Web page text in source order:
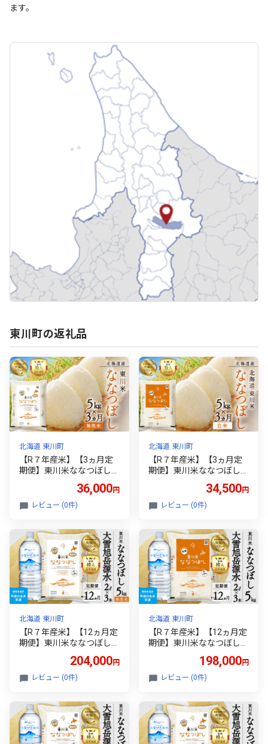
ます。
東川町の返礼品
北海道 東川町
【R７年産米】【3ヵ月定
期便】東川米ななつぼし
「無洗米」5kg（2026年9
月中旬より発送予定）
36,000円
レビュー (0件)
北海道 東川町
【R７年産米】【3ヵ月定
期便】東川米ななつぼし
「白米」5kg（2026年9月
中旬より発送予定）34,500円
レビュー (0件)
北海道 東川町
【R７年産米】【12ヵ月定
期便】東川米ななつぼし
「無洗米」5kg+水セット
（2026年9月中旬より発送
予定）
204,000円
レビュー (0件)
北海道 東川町
【R７年産米】【12ヵ月定
期便】東川米ななつぼし
「白米」5kg+水セット（2
026年9月中旬より発送予
定）
198,000円
レビュー (0件)